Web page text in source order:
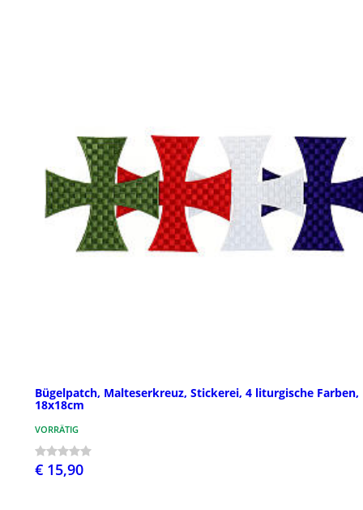
Bügelpatch, Malteserkreuz, Stickerei, 4 liturgische Farben,
18x18cm
VORRÄTIG
€ 15,90